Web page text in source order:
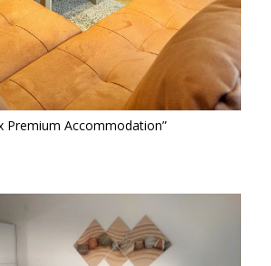
Premium Accommodation”